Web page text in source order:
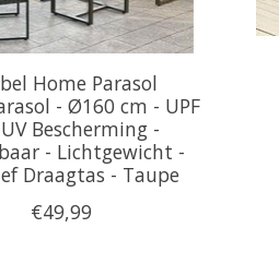
Home Parasol
- Ø160 cm - UPF
Bescherming -
- Lichtgewicht -
Draagtas - Taupe
€49,99